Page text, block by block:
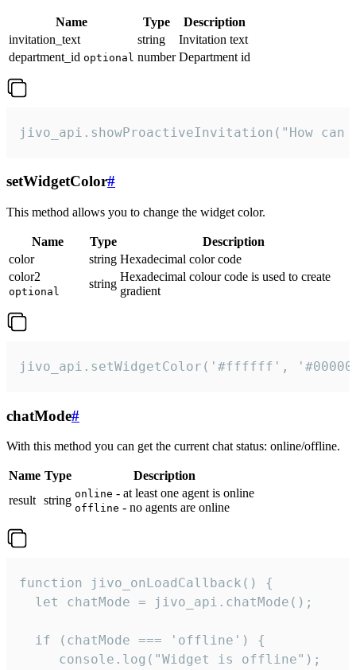
Name Type
Description
invitation_text
string
Invitation text
department_id optional number Department id
jivo_api.showProactiveInvitation("How
setWidgetColor#
This method allows you to change the widget color.
Name Type
Description
color
string Hexadecimal color code
color2
optional
string
Hexadecimal colour code is used to create
gradient
jivo_api.setWidgetColor('#ffffff',
chatMode#
With this method you can get the current chat status: online/offline.
Name Type
Description
result string online - at least one agent is online
offline - no agents are online
function jivo_onLoadCallback() {
  let chatMode = jivo_api.chatMode();
  if (chatMode === 'offline') {
     console.log("Widget is offline");